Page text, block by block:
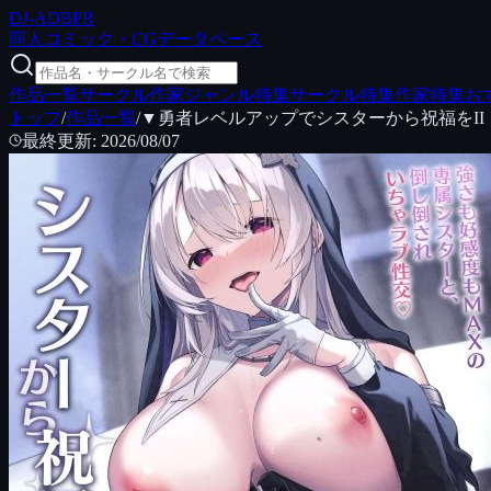
DJ-ADBPR
同人コミック・CGデータベース
作品一覧サークル作家ジャンル特集サークル特集作家特集お
トップ/作品一覧/▼勇者レベルアップでシスターから祝福をII
最終更新: 2026/08/07